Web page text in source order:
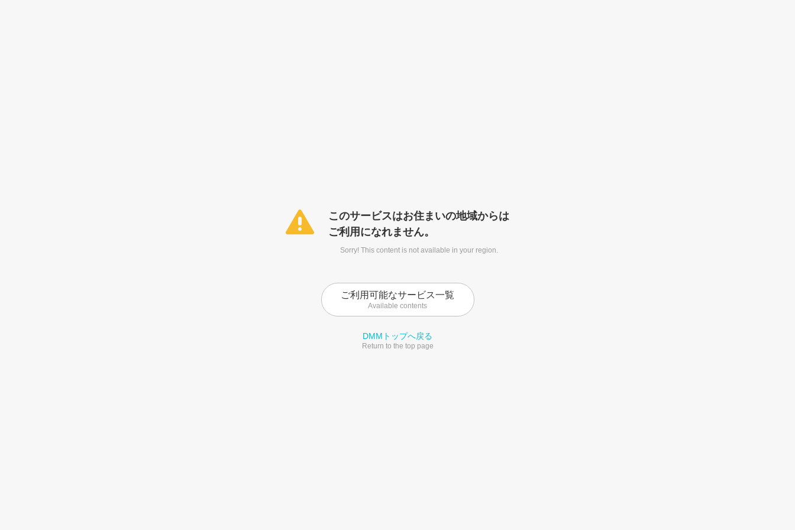
このサービスはお住まいの地域からは
ご利用になれません。
Sorry! This content is not available in your region.
ご利用可能なサービス一覧
Available contents
DMMトップへ戻る
Return to the top page